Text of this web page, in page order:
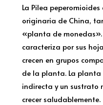
La Pilea
originaria de China,
«planta de monedas».
caracteriza por sus
crecen en grupos
de la planta. La planta
indirecta y un sustrato
crecer saludablemente.